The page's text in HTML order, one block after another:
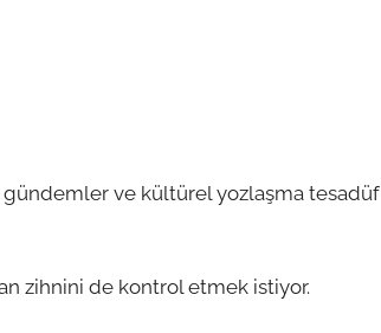
gündemler ve kültürel yozlaşma tesadüf
zihnini de kontrol etmek istiyor.